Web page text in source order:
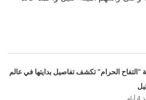
“التفاح الحرام” تكشف تفاصيل بدايتها في عالم